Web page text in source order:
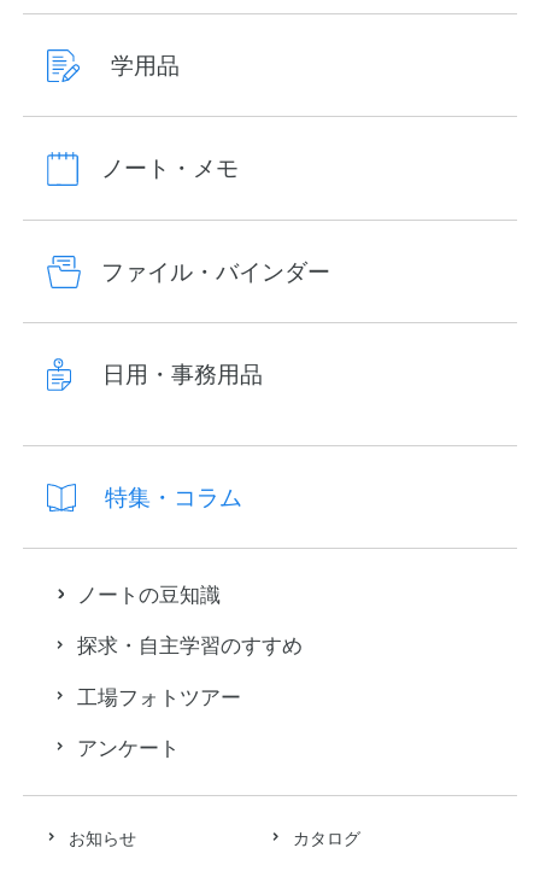
お知らせ カタログ
学用品
ノート・メモ
ファイル・バインダー
日用・事務用品
特集・コラム
ノートの豆知識
探求・自主学習のすすめ
工場フォトツアー
アンケート